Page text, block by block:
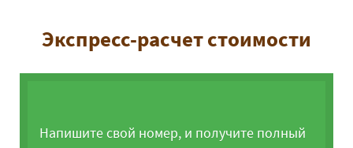
Экспресс-расчет стоимости
Напишите свой номер, и получите полный